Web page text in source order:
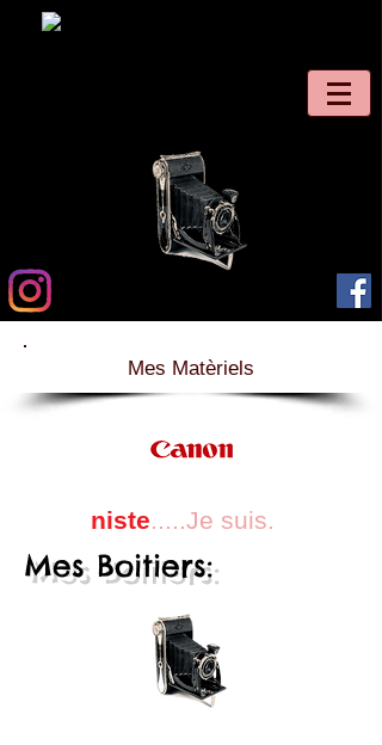
Mes Matèriels
niste.....Je suis.
Mes Boitiers: